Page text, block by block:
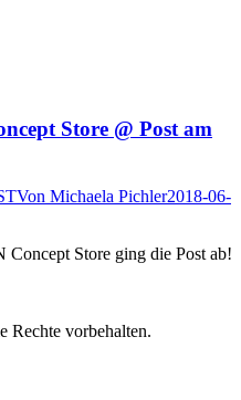
Store @ Post am
Von Michaela Pichler2018-06-
Store ging die Post ab!
Rechte vorbehalten.